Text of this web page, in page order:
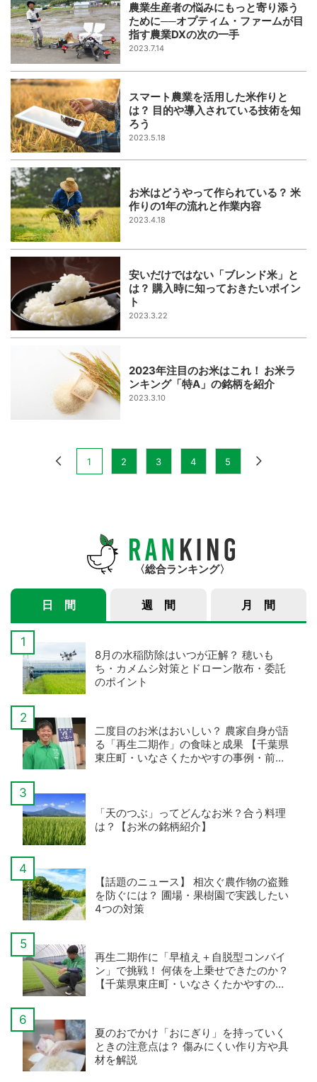
農業生産者の悩みにもっと寄り添う
ために──オプティム・ファームが目
指す農業DXの次の一手
2023.7.14
スマート農業を活用した米作りと
は？ 目的や導入されている技術を知
ろう
2023.5.18
お米はどうやって作られている？ 米
作りの1年の流れと作業内容
2023.4.18
安いだけではない「ブレンド米」と
は？ 購入時に知っておきたいポイン
ト
2023.3.22
2023年注目のお米はこれ！ お米ラ
ンキング「特A」の銘柄を紹介
2023.3.10
1 2 3 4 5
総合ランキング
日 間 週 間 月 間
8月の水稲防除はいつが正解？ 穂いも
ち・カメムシ対策とドローン散布・委託
のポイント
二度目のお米はおいしい？ 農家自身が語
る「再生二期作」の食味と成果 【千葉県
東庄町・いなさくたかやすの事例・前
「天のつぶ」ってどんなお米？合う料理
は？【お米の銘柄紹介】
【話題のニュース】 相次ぐ農作物の盗難
を防ぐには？ 圃場・果樹園で実践したい
4つの対策
再生二期作に「早植え＋自脱型コンバイ
ン」で挑戦！ 何俵を上乗せできたのか？
【千葉県東庄町・いなさくたかやすの事
夏のおでかけ「おにぎり」を持っていく
ときの注意点は？ 傷みにくい作り方や具
材を解説